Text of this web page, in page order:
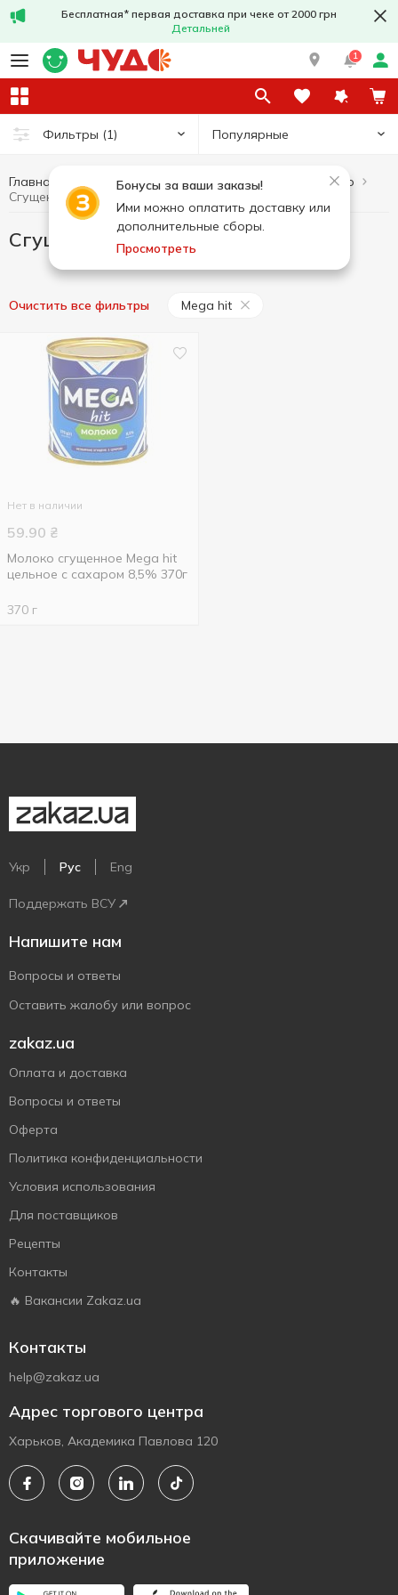
Бесплатная* первая доставка при чеке от 2000 грн
Детальней
1
Фильтры (1) Популярные
Бонусы за ваши заказы!
Ими можно оплатить доставку или
дополнительные сборы.
Просмотреть
Главная Яйца и молочные продукты
Сгущенное молоко
Сгущенное молоко Mega hit
Очистить все фильтры Mega hit
Нет в наличии
59.90 ₴
Молоко сгущенное Mega hit
цельное с сахаром 8,5% 370г
370 г
Укр Рус Eng
Поддержать ВСУ
Напишите нам
Вопросы и ответы
Оставить жалобу или вопрос
zakaz.ua
Оплата и доставка
Вопросы и ответы
Оферта
Политика конфиденциальности
Условия использования
Для поставщиков
Рецепты
Контакты
🔥 Вакансии Zakaz.ua
Контакты
help@zakaz.ua
Адрес торгового центра
Харьков, Академика Павлова 120
Скачивайте мобильное
приложение